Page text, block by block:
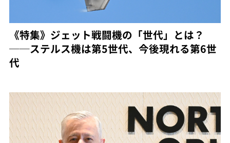
《特集》ジェット戦闘機の「世代」とは？
──ステルス機は第5世代、今後現れる第6世
代